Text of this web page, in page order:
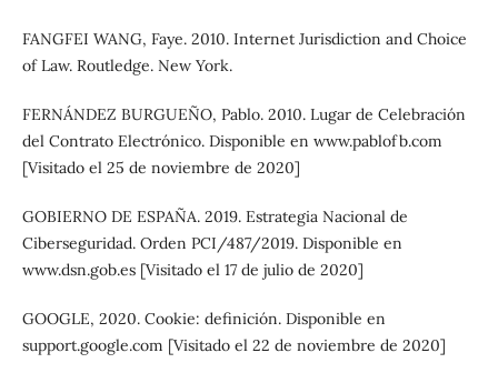
FANGFEI WANG, Faye. 2010. Internet Jurisdiction and Choice
of Law. Routledge. New York.
FERNÁNDEZ BURGUEÑO, Pablo. 2010. Lugar de Celebración
del Contrato Electrónico. Disponible en www.pablofb.com
[Visitado el 25 de noviembre de 2020]
GOBIERNO DE ESPAÑA. 2019. Estrategia Nacional de
Ciberseguridad. Orden PCI/487/2019. Disponible en
www.dsn.gob.es [Visitado el 17 de julio de 2020]
GOOGLE, 2020. Cookie: definición. Disponible en
support.google.com [Visitado el 22 de noviembre de 2020]